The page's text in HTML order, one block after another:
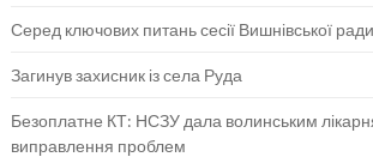
Серед ключових питань сесії Вишнівської
Загинув захисник із села Руда
Безоплатне КТ: НСЗУ дала волинським
виправлення проблем